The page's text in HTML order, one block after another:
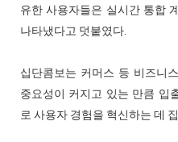
유한 사용자들은 실시간 통합
나타냈다고 덧붙였다.
십단콤보는 커머스 등 비즈니
중요성이 커지고 있는 만큼 입
로 사용자 경험을 혁신하는 데